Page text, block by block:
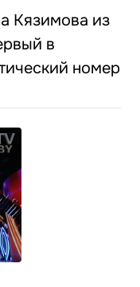
Кязимова из
в
номер